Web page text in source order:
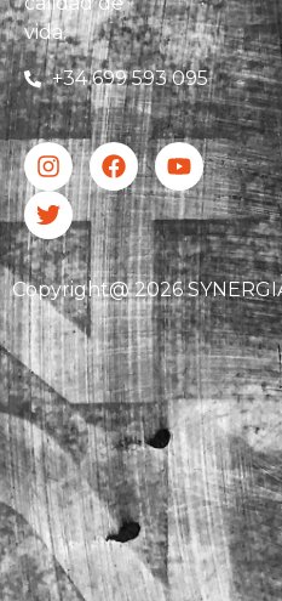
vida.
+34 699 593 095
Copyright@ 2026